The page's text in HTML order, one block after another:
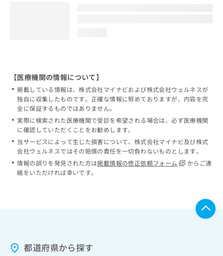
【医療機関の情報について】
掲載している情報は、株式会社マイナビおよび株式会社ウェルネスが
独自に収集したものです。正確な情報に努めておりますが、内容を完
全に保証するものではありません。
実際に検索された医療機関で受診を希望される場合は、必ず医療機関
に確認していただくことをお勧めします。
当サービスによって生じた損害について、株式会社マイナビ及び株式
会社ウェルネスではその賠償の責任を一切負わないものとします。
情報の誤りを発見された方は掲載情報の修正依頼フォーム
からご連
絡をいただければ幸いです。
都道府県から探す